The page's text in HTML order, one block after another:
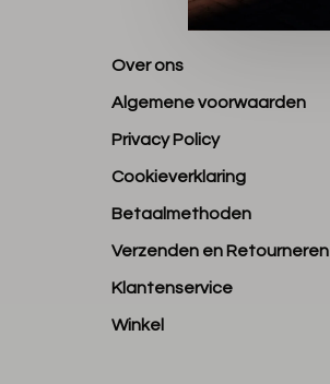
Over ons
Algemene voorwaarden
Privacy Policy
Cookieverklaring
Betaalmethoden
Verzenden en Retourneren
Klantenservice
Winkel